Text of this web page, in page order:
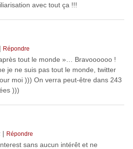
avec tout ça !!!
| Répondre
tout le monde »… Bravoooooo !
je ne suis pas tout le monde, twitter
moi ))) On verra peut-être dans 243
)))
| Répondre
sans aucun intérêt et ne